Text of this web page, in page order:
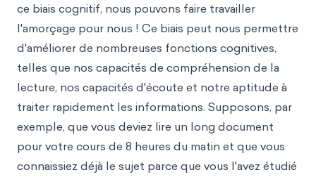
ce biais cognitif, nous pouvons faire travailler
l'amorçage pour nous ! Ce biais peut nous permettre
d'améliorer de nombreuses fonctions cognitives,
telles que nos capacités de compréhension de la
lecture, nos capacités d'écoute et notre aptitude à
traiter rapidement les informations. Supposons, par
exemple, que vous deviez lire un long document
pour votre cours de 8 heures du matin et que vous
connaissiez déjà le sujet parce que vous l'avez étudié